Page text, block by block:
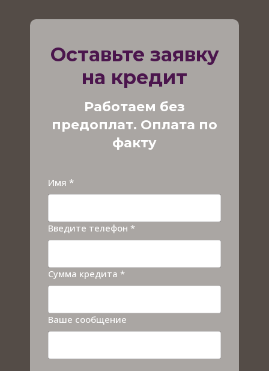
Оставьте заявку
на кредит
Работаем без
предоплат. Оплата по
факту
Имя *
Введите телефон *
Сумма кредита *
Ваше сообщение